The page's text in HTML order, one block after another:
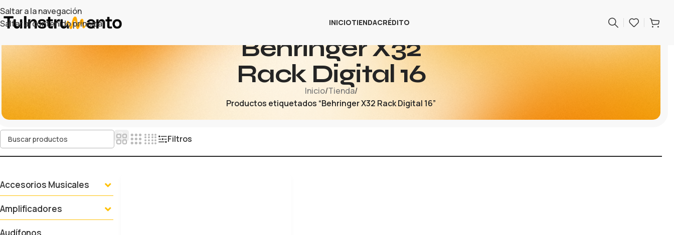
Saltar a la navegación
Saltar al contenido principal
INICIOTIENDACRÉDITO
Behringer X32
Rack Digital 16
Inicio/Tienda/
Productos etiquetados “Behringer X32 Rack Digital 16”
Filtros
Accesorios Musicales
Amplificadores